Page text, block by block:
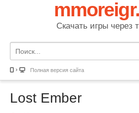
Скачать игры через
Полная версия сайта
Lost Ember